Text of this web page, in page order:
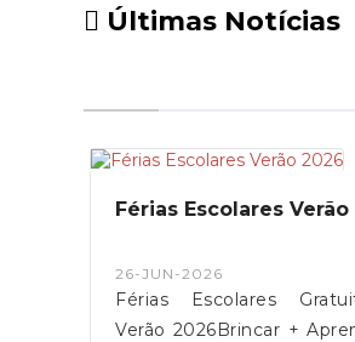
Últimas Notícias
Férias
26-JUN-2026
Férias Escolares
Verão 2026Brincar +